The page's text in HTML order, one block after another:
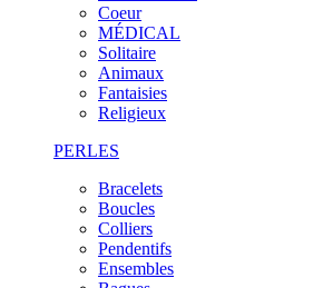
Coeur
MÉDICAL
Solitaire
Animaux
Fantaisies
Religieux
PERLES
Bracelets
Boucles
Colliers
Pendentifs
Ensembles